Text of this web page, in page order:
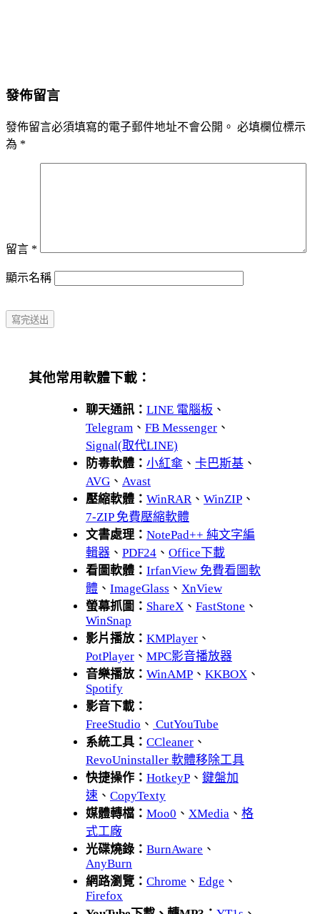
發佈留言
發佈留言必須填寫的電子郵件地址不會公開。 必填欄位標示
為 *
留言 *
顯示名稱
其他常用軟體下載：
聊天通訊： LINE 電腦板 、
Telegram 、 FB Messenger 、
Signal(取代LINE)
防毒軟體： 小紅傘 、 卡巴斯基 、
AVG 、 Avast
壓縮軟體： WinRAR 、 WinZIP 、
7-ZIP 免費壓縮軟體
文書處理： NotePad++ 純文字編
輯器 、 PDF24 、 Office下載
看圖軟體： IrfanView 免費看圖軟
體 、 ImageGlass 、 XnView
螢幕抓圖： ShareX 、 FastStone 、
WinSnap
影片播放： KMPlayer 、
PotPlayer 、 MPC影音播放器
音樂播放： WinAMP 、 KKBOX 、
Spotify
影音下載：
FreeStudio 、 CutYouTube
系統工具： CCleaner 、
RevoUninstaller 軟體移除工具
快捷操作： HotkeyP 、 鍵盤加
速 、 CopyTexty
媒體轉檔： Moo0 、 XMedia 、 格
式工廠
光碟燒錄： BurnAware 、
AnyBurn
網路瀏覽： Chrome 、 Edge 、
Firefox